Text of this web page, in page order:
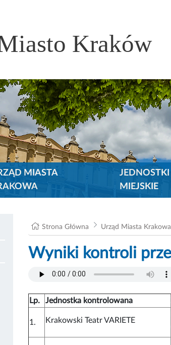
Kraków
MIASTA
JEDNOSTKI
MIEJSKIE
Strona Główna Urząd Miasta Krakowa
Wyniki kontroli
Lp. Jednostka kontrolowana
1. Krakowski Teatr VARIETE